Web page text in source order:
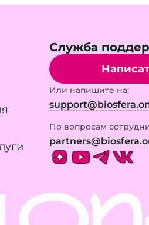
Служба
Или напишите на:
По вопросам